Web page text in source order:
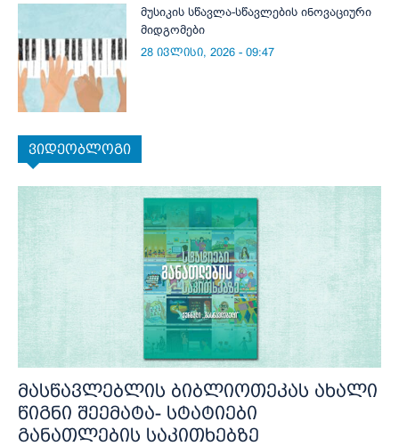
მუსიკის სწავლა-სწავლების ინოვაციური
მიდგომები
28 ივლისი, 2026 - 09:47
ვიდეობლოგი
მასწავლებლის ბიბლიოთეკას ახალი
წიგნი შეემატა- სტატიები
განათლების საკითხებზე